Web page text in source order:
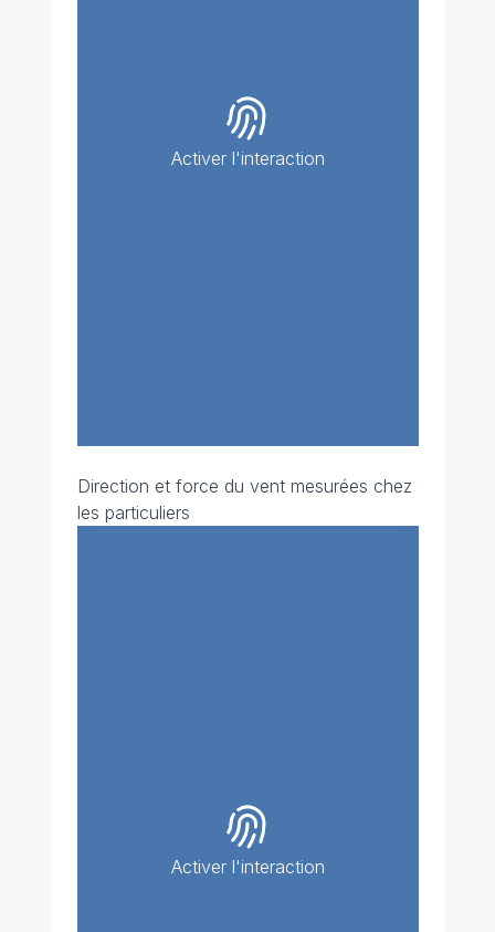
Activer l'interaction
Direction et force du vent mesurées chez
les particuliers
Activer l'interaction